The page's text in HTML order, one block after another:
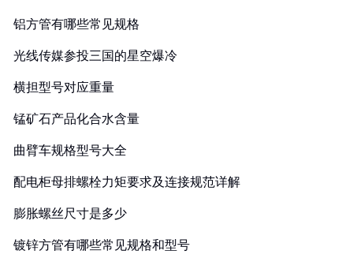
铝方管有哪些常见规格
光线传媒参投三国的星空爆冷
横担型号对应重量
锰矿石产品化合水含量
曲臂车规格型号大全
配电柜母排螺栓力矩要求及连接规范详解
膨胀螺丝尺寸是多少
镀锌方管有哪些常见规格和型号